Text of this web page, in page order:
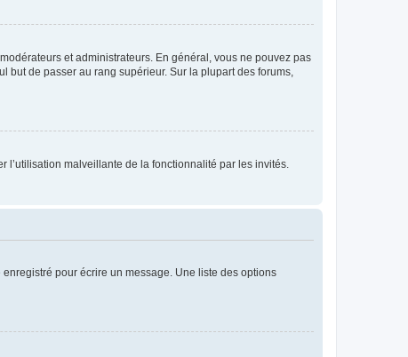
et administrateurs. En général, vous ne pouvez pas
but de passer au rang supérieur. Sur la plupart des forums,
l’utilisation malveillante de la fonctionnalité par les invités.
pour écrire un message. Une liste des options